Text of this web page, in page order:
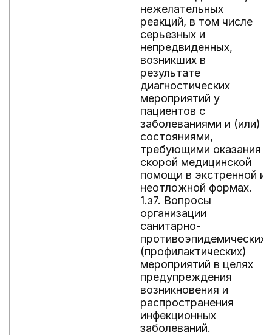
нежелательных
реакций, в том числе
серьезных и
непредвиденных,
возникших в
результате
диагностических
мероприятий у
пациентов с
заболеваниями и (или)
состояниями,
требующими оказания
скорой медицинской
помощи в экстренной и
неотложной формах.
1.з7. Вопросы
организации
санитарно-
противоэпидемических
(профилактических)
мероприятий в целях
предупреждения
возникновения и
распространения
инфекционных
заболеваний.